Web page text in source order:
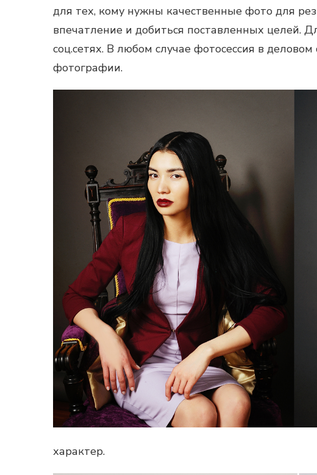
для тех, кому нужны качественные фото для
впечатление и добиться поставленных целей.
соц.сетях. В любом случае фотосессия в деловом
фотографии.
характер.